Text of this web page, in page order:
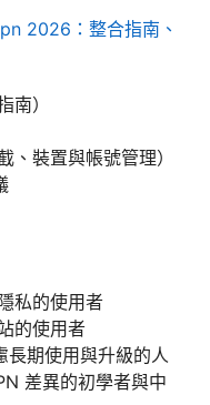
2026：整合指南、
南）
、裝置與帳號管理）
私的使用者
的使用者
期使用與升級的人
差異的初學者與中